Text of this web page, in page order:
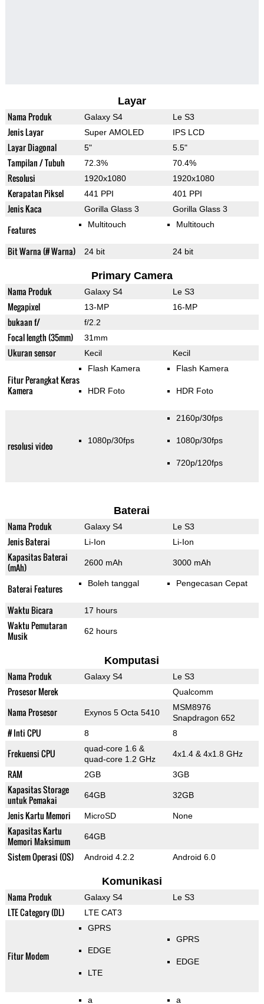
Layar
Nama Produk Galaxy S4 Le S3
Jenis Layar Super AMOLED IPS LCD
Layar Diagonal 5" 5.5"
Tampilan / Tubuh 72.3% 70.4%
Resolusi 1920x1080 1920x1080
Kerapatan Piksel 441 PPI 401 PPI
Jenis Kaca Gorilla Glass 3 Gorilla Glass 3
Features Multitouch Multitouch
Bit Warna (# Warna) 24 bit 24 bit
Primary Camera
Nama Produk Galaxy S4 Le S3
Megapixel 13-MP 16-MP
bukaan f/ f/2.2
Focal length (35mm) 31mm
Ukuran sensor Kecil Kecil
Fitur Perangkat Keras
Kamera
Flash Kamera
HDR Foto
Flash Kamera
HDR Foto
resolusi video 1080p/30fps
2160p/30fps
1080p/30fps
720p/120fps
Baterai
Nama Produk Galaxy S4 Le S3
Jenis Baterai Li-Ion Li-Ion
Kapasitas Baterai
(mAh)
2600 mAh 3000 mAh
Baterai Features Boleh tanggal Pengecasan Cepat
Waktu Bicara 17 hours
Waktu Pemutaran
Musik
62 hours
Komputasi
Nama Produk Galaxy S4 Le S3
Prosesor Merek Qualcomm
Nama Prosesor Exynos 5 Octa 5410
MSM8976
Snapdragon 652
# Inti CPU 8 8
Frekuensi CPU
quad-core 1.6 &
quad-core 1.2 GHz
4x1.4 & 4x1.8 GHz
RAM 2GB 3GB
Kapasitas Storage
untuk Pemakai
64GB 32GB
Jenis Kartu Memori MicroSD None
Kapasitas Kartu
Memori Maksimum
64GB
Sistem Operasi (OS) Android 4.2.2 Android 6.0
Komunikasi
Nama Produk Galaxy S4 Le S3
LTE Category (DL) LTE CAT3
Fitur Modem
GPRS
EDGE
LTE
GPRS
EDGE
a a